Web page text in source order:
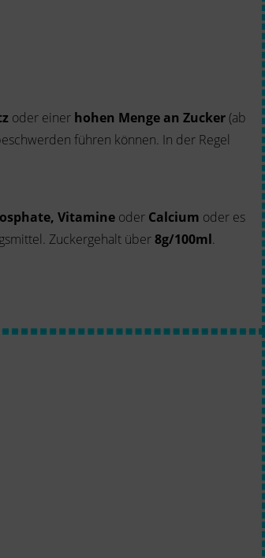
oder einer hohen Menge an Zucker(ab
führen können. In der Regel
Vitamine oder Calcium oder es
Zuckergehalt über8g/100ml.